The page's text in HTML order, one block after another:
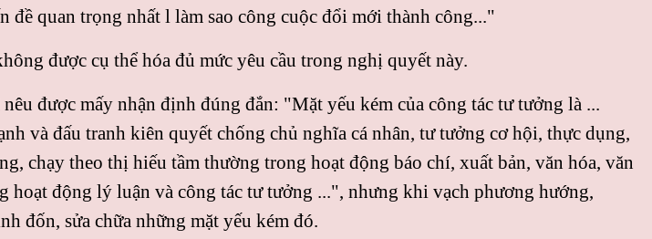
quan trọng nhất l làm sao công cuộc đổi mới thành công..."
được cụ thể hóa đủ mức yêu cầu trong nghị quyết này.
được mấy nhận định đúng đắn: "Mặt yếu kém của công tác tư tưởng là ...
và đấu tranh kiên quyết chống chủ nghĩa cá nhân, tư tưởng cơ hội, thực dụng,
chạy theo thị hiếu tầm thường trong hoạt động báo chí, xuất bản, văn hóa, văn
hoạt động lý luận và công tác tư tưởng ...", nhưng khi vạch phương hướng,
đốn, sửa chữa những mặt yếu kém đó.